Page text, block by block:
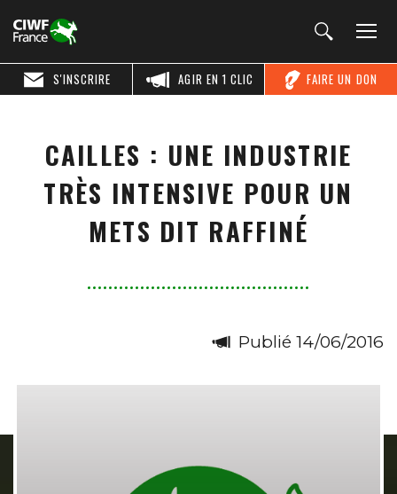
FAIRE UN DON
AGIR EN 1 CLIC
S'INSCRIRE
CAILLES : UNE INDUSTRIE
TRÈS INTENSIVE POUR UN
METS DIT RAFFINÉ
Publié 14/06/2016